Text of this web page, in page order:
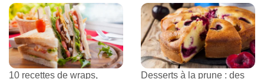
10 recettes de wraps,
Desserts à la prune : des